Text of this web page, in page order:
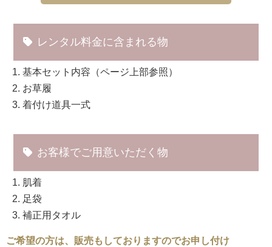
レンタル料金に含まれる物
基本セット内容（ページ上部参照）
お草履
着付け道具一式
お客様でご用意いただく物
肌着
足袋
補正用タオル
ご希望の方は、販売もしておりますのでお申し付け